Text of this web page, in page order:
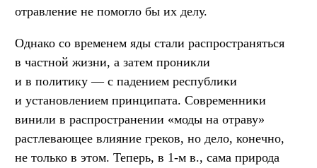
отравление не помогло бы их делу.
Однако со временем яды стали распространяться
в частной жизни, а затем проникли
и в политику — с падением республики
и установлением принципата. Современники
винили в распространении «моды на отраву»
растлевающее влияние греков, но дело, конечно,
не только в этом. Теперь, в 1-м в., сама природа